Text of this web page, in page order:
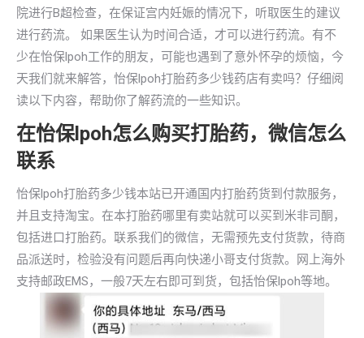
院进行B超检查，在保证宫内妊娠的情况下，听取医生的建议
进行药流。 如果医生认为时间合适，才可以进行药流。有不
少在怡保lpoh工作的朋友，可能也遇到了意外怀孕的烦恼，今
天我们就来解答，怡保lpoh打胎药多少钱药店有卖吗？仔细阅
读以下内容，帮助你了解药流的一些知识。
在怡保lpoh怎么购买打胎药，微信怎么
联系
怡保lpoh打胎药多少钱本站已开通国内打胎药货到付款服务，
并且支持淘宝。在本打胎药哪里有卖站就可以买到米非司酮，
包括进口打胎药。联系我们的微信，无需预先支付货款，待商
品派送时，检验没有问题后再向快递小哥支付货款。网上海外
支持邮政EMS，一般7天左右即可到货，包括怡保lpoh等地。